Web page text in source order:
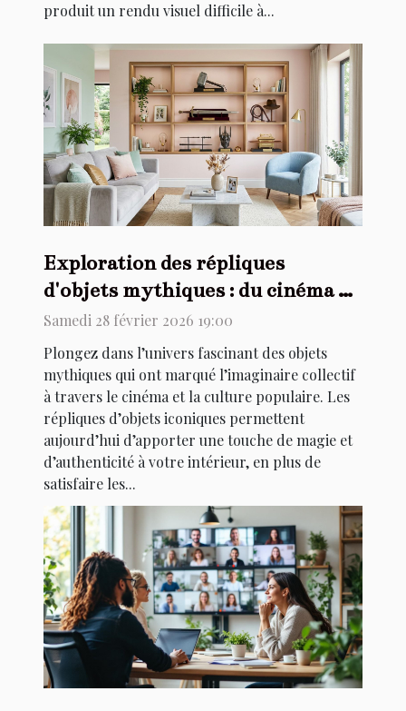
produit un rendu visuel difficile à...
Exploration des répliques
d'objets mythiques : du cinéma à
votre salon
Samedi 28 février 2026 19:00
Plongez dans l’univers fascinant des objets
mythiques qui ont marqué l’imaginaire collectif
à travers le cinéma et la culture populaire. Les
répliques d’objets iconiques permettent
aujourd’hui d’apporter une touche de magie et
d’authenticité à votre intérieur, en plus de
satisfaire les...